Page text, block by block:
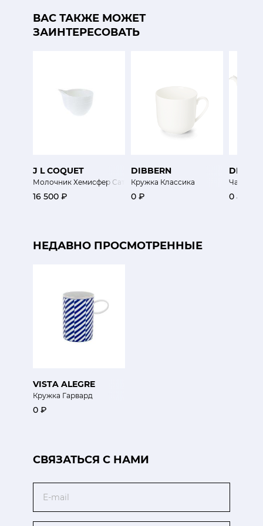
ВАС ТАКЖЕ МОЖЕТ
ЗАИНТЕРЕСОВАТЬ
J L COQUET
Молочник Хемисфер Сатин
16 500 ₽
DIBBERN
Кружка Классика
0 ₽
Чайник
0 ₽
НЕДАВНО ПРОСМОТРЕННЫЕ
VISTA ALEGRE
Кружка Гарвард
0 ₽
CВЯЗАТЬСЯ С НАМИ